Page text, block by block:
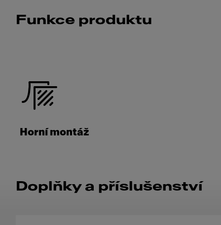
Funkce produktu
Horní montáž
Doplňky a příslušenství